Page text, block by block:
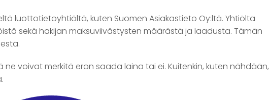
luottotietoyhtiöltä, kuten Suomen Asiakastieto Oy:ltä. Yhtiöltä
sekä hakijan maksuviivästysten määrästä ja laadusta. Tämän
voivat merkitä eron saada laina tai ei. Kuitenkin, kuten nähdään,